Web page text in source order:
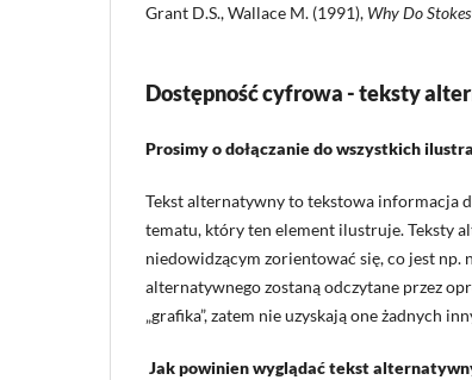
Grant D.S., Wallace M. (1991), Why Do
Dostępność cyfrowa - teksty
Prosimy o dołączanie do wszystkich
Tekst alternatywny to tekstowa informacja
tematu, który ten element ilustruje. Teksty
niedowidzącym zorientować się, co jest np.
alternatywnego zostaną odczytane przez
„grafika”, zatem nie uzyskają one żadnych
Jak powinien wyglądać tekst